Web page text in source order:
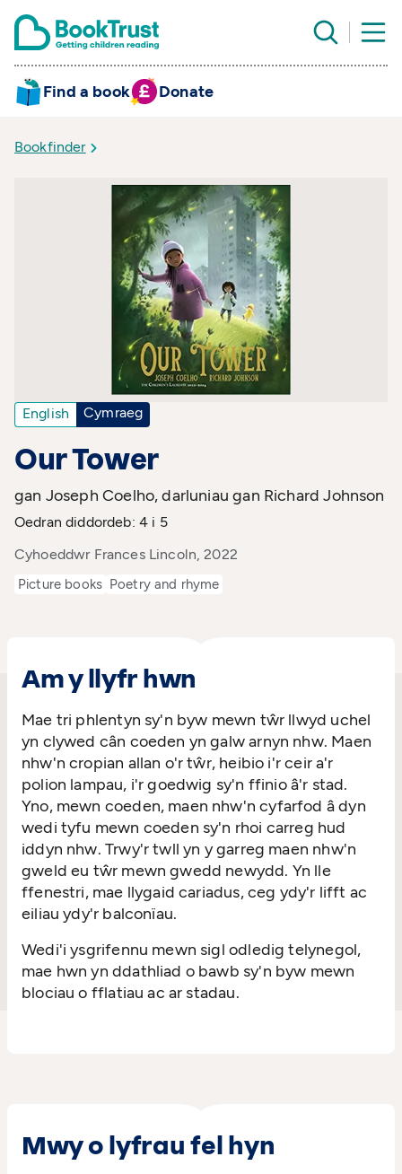
Find a book Donate
Bookfinder
English Cymraeg
Our Tower
gan Joseph Coelho, darluniau gan Richard Johnson
Oedran diddordeb: 4 i 5
Cyhoeddwr Frances Lincoln, 2022
Picture books Poetry and rhyme
Am y llyfr hwn
Mae tri phlentyn sy'n byw mewn tŵr llwyd uchel
yn clywed cân coeden yn galw arnyn nhw. Maen
nhw'n cropian allan o'r tŵr, heibio i'r ceir a'r
polion lampau, i'r goedwig sy'n ffinio â'r stad.
Yno, mewn coeden, maen nhw'n cyfarfod â dyn
wedi tyfu mewn coeden sy'n rhoi carreg hud
iddyn nhw. Trwy'r twll yn y garreg maen nhw'n
gweld eu tŵr mewn gwedd newydd. Yn lle
ffenestri, mae llygaid cariadus, ceg ydy'r lifft ac
eiliau ydy'r balconïau.
Wedi'i ysgrifennu mewn sigl odledig telynegol,
mae hwn yn ddathliad o bawb sy'n byw mewn
blociau o fflatiau ac ar stadau.
Mwy o lyfrau fel hyn